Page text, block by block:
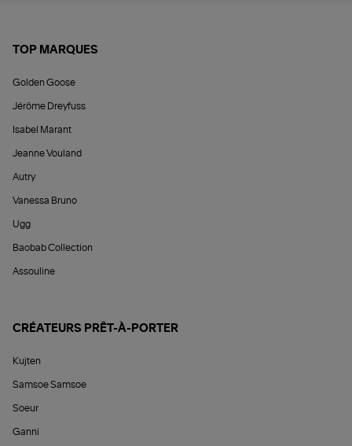
TOP MARQUES
Golden Goose
Jérôme Dreyfuss
Isabel Marant
Jeanne Vouland
Autry
Vanessa Bruno
Ugg
Baobab Collection
Assouline
CRÉATEURS PRÊT-À-PORTER
Kujten
Samsoe Samsoe
Soeur
Ganni